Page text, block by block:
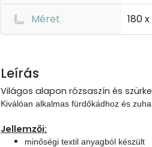
Méret 180
Leírás
Világos alapon rózsaszín és
Kiválóan alkalmas fürdőkádhoz és
Jellemzői:
minőségi textil anyagból készült